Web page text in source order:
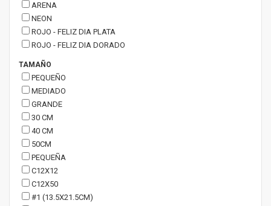
ARENA
NEON
ROJO - FELIZ DIA PLATA
ROJO - FELIZ DIA DORADO
TAMAÑO
PEQUEÑO
MEDIADO
GRANDE
30 CM
40 CM
50CM
PEQUEÑA
C12X12
C12X50
#1 (13.5X21.5CM)